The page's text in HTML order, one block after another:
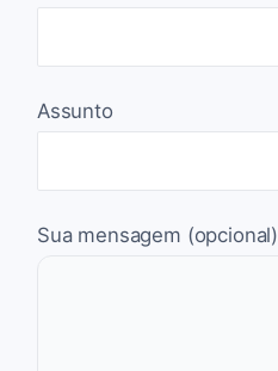
Assunto
Sua mensagem (opcional)